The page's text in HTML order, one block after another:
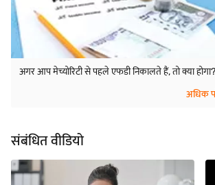
अगर आप मेच्योरिटी से पहले एफडी निकालते हैं, तो क्या होगा?
अधिक
संबंधित वीडियो